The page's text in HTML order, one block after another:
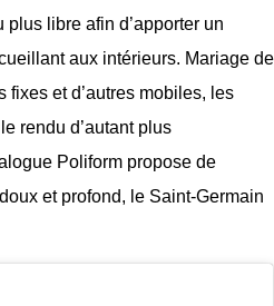
libre afin d’apporter un
aux intérieurs. Mariage de
fixes et d’autres mobiles, les
rendu d’autant plus
Poliform propose de
et profond, le Saint-Germain